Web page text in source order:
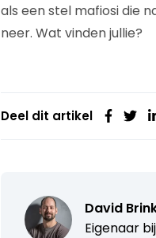
als een stel mafiosi die
neer. Wat vinden jullie?
Deel dit artikel
David
Eigenaar bij